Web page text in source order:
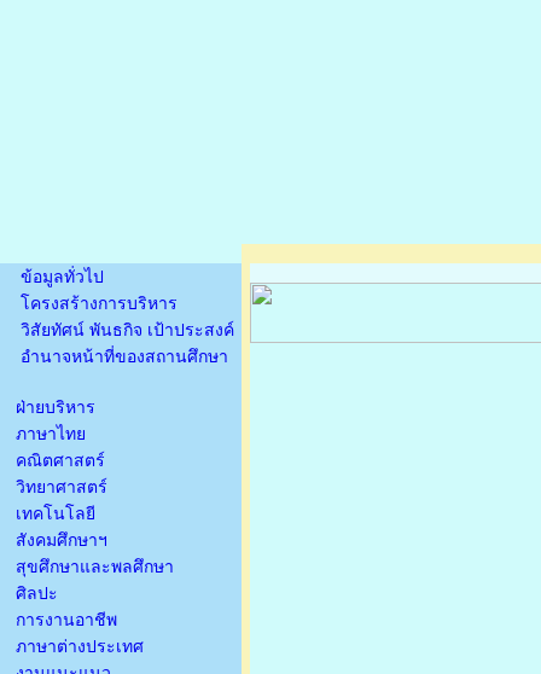
ข้อมูลทั่วไป
โครงสร้างการบริหาร
วิสัยทัศน์ พันธกิจ เป้าประสงค์
อำนาจหน้าที่ของสถานศึกษา
ฝ่ายบริหาร
ภาษาไทย
คณิตศาสตร์
วิทยาศาสตร์
เทคโนโลยี
สังคมศึกษาฯ
สุขศึกษาและพลศึกษา
ศิลปะ
การงานอาชีพ
ภาษาต่างประเทศ